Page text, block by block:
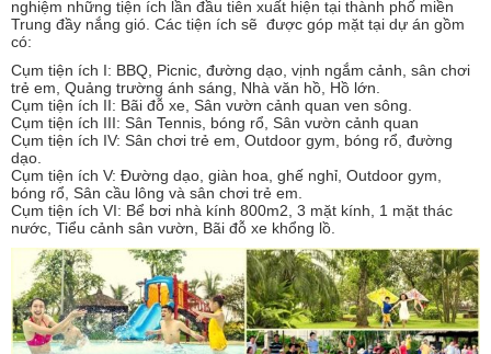
nghiệm những tiện ích lần đầu tiên xuất hiện tại thành phố miền
Trung đầy nắng gió. Các tiện ích sẽ được góp mặt tại dự án gồm
có:
Cụm tiện ích I: BBQ, Picnic, đường dạo, vịnh ngắm cảnh, sân chơi
trẻ em, Quảng trường ánh sáng, Nhà văn hồ, Hồ lớn.
Cụm tiện ích II: Bãi đỗ xe, Sân vườn cảnh quan ven sông.
Cụm tiện ích III: Sân Tennis, bóng rổ, Sân vườn cảnh quan
Cụm tiện ích IV: Sân chơi trẻ em, Outdoor gym, bóng rổ, đường
dạo.
Cụm tiện ích V: Đường dạo, giàn hoa, ghế nghỉ, Outdoor gym,
bóng rổ, Sân cầu lông và sân chơi trẻ em.
Cụm tiện ích VI: Bể bơi nhà kính 800m2, 3 mặt kính, 1 mặt thác
nước, Tiểu cảnh sân vườn, Bãi đỗ xe khổng lồ.